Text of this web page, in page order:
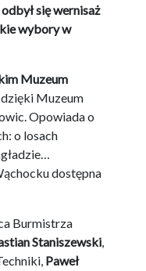
się wernisaż
wybory w
Muzeum
Muzeum
Opowiada o
o losach
dostępna
Burmistrza
Staniszewski,
Paweł